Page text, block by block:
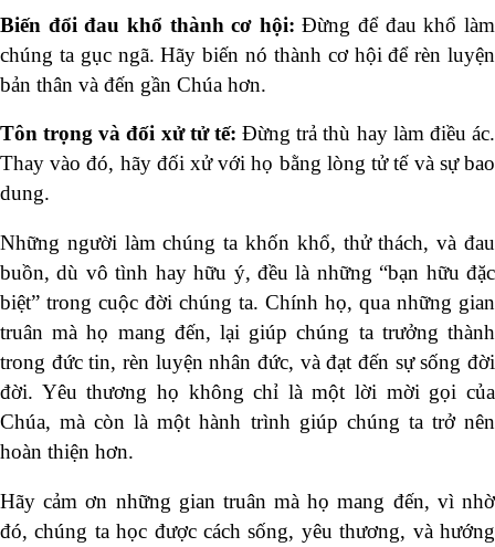
Biến đổi đau khổ thành cơ hội: Đừng để đau khổ làm
chúng ta gục ngã. Hãy biến nó thành cơ hội để rèn luyện
bản thân và đến gần Chúa hơn.
Tôn trọng và đối xử tử tế: Đừng trả thù hay làm điều ác.
Thay vào đó, hãy đối xử với họ bằng lòng tử tế và sự bao
dung.
Những người làm chúng ta khốn khổ, thử thách, và đau
buồn, dù vô tình hay hữu ý, đều là những “bạn hữu đặc
biệt” trong cuộc đời chúng ta. Chính họ, qua những gian
truân mà họ mang đến, lại giúp chúng ta trưởng thành
trong đức tin, rèn luyện nhân đức, và đạt đến sự sống đời
đời. Yêu thương họ không chỉ là một lời mời gọi của
Chúa, mà còn là một hành trình giúp chúng ta trở nên
hoàn thiện hơn.
Hãy cảm ơn những gian truân mà họ mang đến, vì nhờ
đó, chúng ta học được cách sống, yêu thương, và hướng